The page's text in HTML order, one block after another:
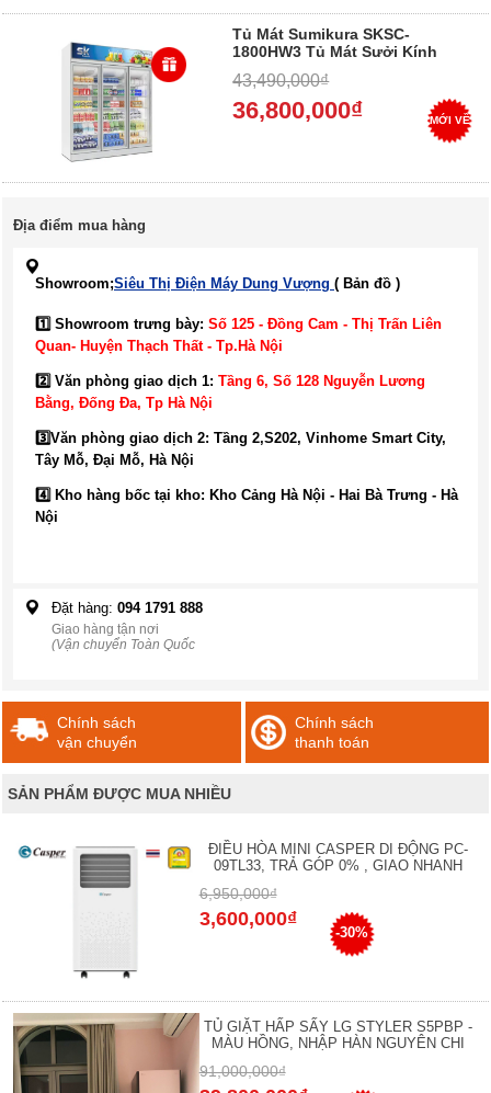
Tủ Mát Sumikura SKSC-
1800HW3 Tủ Mát Sưởi Kính
- Trả góp 0%
43,490,000₫
36,800,000₫ MỚI VỀ
Địa điểm mua hàng
Showroom;Siêu Thị Điện Máy Dung Vượng ( Bản đồ )
1️⃣ Showroom trưng bày: Số 125 - Đồng Cam - Thị Trấn Liên
Quan- Huyện Thạch Thất - Tp.Hà Nội
2️⃣ Văn phòng giao dịch 1: Tầng 6, Số 128 Nguyễn Lương
Bằng, Đống Đa, Tp Hà Nội
3️⃣Văn phòng giao dịch 2: Tầng 2,S202, Vinhome Smart City,
Tây Mỗ, Đại Mỗ, Hà Nội
4️⃣ Kho hàng bốc tại kho: Kho Cảng Hà Nội - Hai Bà Trưng - Hà
Nội
Đặt hàng: 094 1791 888
Giao hàng tận nơi
(Vận chuyển Toàn Quốc
Chính sách
vận chuyển
Chính sách
thanh toán
SẢN PHẨM ĐƯỢC MUA NHIỀU
ĐIỀU HÒA MINI CASPER DI ĐỘNG PC-
09TL33, TRẢ GÓP 0% , GIAO NHANH
6,950,000₫
3,600,000₫
-30%
TỦ GIẶT HẤP SẤY LG STYLER S5PBP -
MÀU HỒNG, NHẬP HÀN NGUYÊN CHI
91,000,000₫